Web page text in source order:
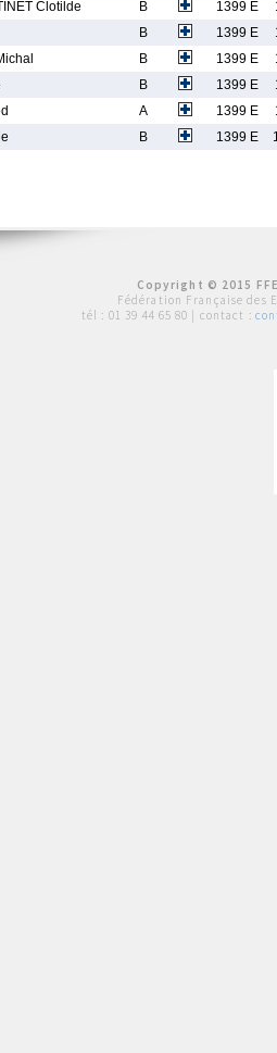
Clotilde B 1399 E
B 1399 E
B 1399 E
B 1399 E
A 1399 E
B 1399 E
Copyright © 2015
Fédération Française des
tél : 01 39 44 65 80 | contact :